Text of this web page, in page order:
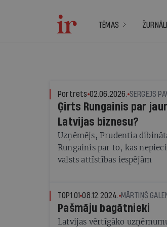
TĒMAS ŽURNĀLI
Portrets 02.06.2026. SERGEJS
Ģirts Rungainis par
Latvijas biznesu?
Uzņēmējs, Prudentia
Rungainis par to, kas
valsts attīstības iespējām
TOP1.01 08.12.2024. MĀRTIŅŠ
Pašmāju bagātnieki
Latvijas vērtīgāko